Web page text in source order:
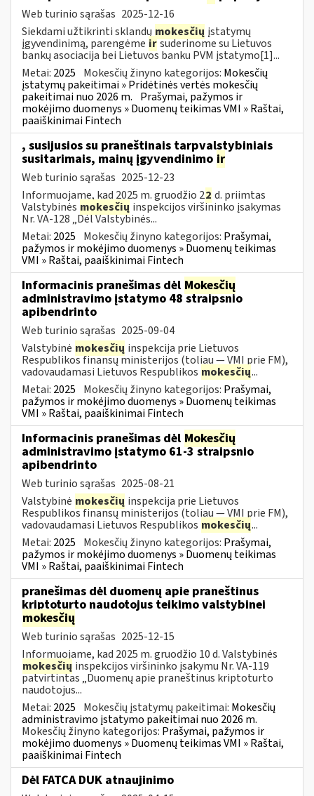
Web turinio sąrašas 2025-12-16
Siekdami užtikrinti sklandų mokesčių įstatymų
įgyvendinimą, parengėme irsuderinome su Lietuvos
bankų asociacija bei Lietuvos banku PVM įstatymo[1]...
Metai: 2025 Mokesčių žinyno kategorijos: Mokesčių
įstatymų pakeitimai » Pridėtinės vertės mokesčių
pakeitimai nuo 2026 m. Prašymai, pažymos ir
mokėjimo duomenys » Duomenų teikimas VMI » Raštai,
paaiškinimai Fintech
, susijusios su praneštinais tarpvalstybiniais
susitarimais, mainų įgyvendinimo ir
Web turinio sąrašas 2025-12-23
Informuojame, kad 2025 m. gruodžio 22 d. priimtas
Valstybinės mokesčių inspekcijos viršininko įsakymas
Nr. VA-128 „Dėl Valstybinės...
Metai: 2025 Mokesčių žinyno kategorijos: Prašymai,
pažymos ir mokėjimo duomenys » Duomenų teikimas
VMI » Raštai, paaiškinimai Fintech
Informacinis pranešimas dėl Mokesčių
administravimo įstatymo 48 straipsnio
apibendrinto
Web turinio sąrašas 2025-09-04
Valstybinė mokesčių inspekcija prie Lietuvos
Respublikos finansų ministerijos (toliau — VMI prie FM),
vadovaudamasi Lietuvos Respublikos mokesčių...
Metai: 2025 Mokesčių žinyno kategorijos: Prašymai,
pažymos ir mokėjimo duomenys » Duomenų teikimas
VMI » Raštai, paaiškinimai Fintech
Informacinis pranešimas dėl Mokesčių
administravimo įstatymo 61-3 straipsnio
apibendrinto
Web turinio sąrašas 2025-08-21
Valstybinė mokesčių inspekcija prie Lietuvos
Respublikos finansų ministerijos (toliau — VMI prie FM),
vadovaudamasi Lietuvos Respublikos mokesčių...
Metai: 2025 Mokesčių žinyno kategorijos: Prašymai,
pažymos ir mokėjimo duomenys » Duomenų teikimas
VMI » Raštai, paaiškinimai Fintech
pranešimas dėl duomenų apie praneštinus
kriptoturto naudotojus teikimo valstybinei
mokesčių
Web turinio sąrašas 2025-12-15
Informuojame, kad 2025 m. gruodžio 10 d. Valstybinės
mokesčių inspekcijos viršininko įsakymu Nr. VA-119
patvirtintas „Duomenų apie praneštinus kriptoturto
naudotojus...
Metai: 2025 Mokesčių įstatymų pakeitimai: Mokesčių
administravimo įstatymo pakeitimai nuo 2026 m.
Mokesčių žinyno kategorijos: Prašymai, pažymos ir
mokėjimo duomenys » Duomenų teikimas VMI » Raštai,
paaiškinimai Fintech
Dėl FATCA DUK atnaujinimo